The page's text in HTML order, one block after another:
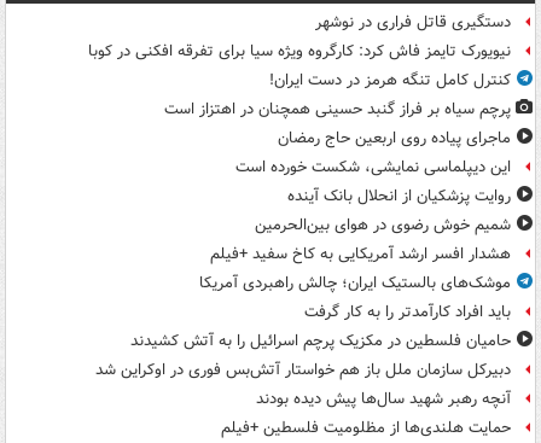
دستگیری قاتل فراری در نوشهر
نیویورک تایمز فاش کرد: کارگروه ویژه سیا برای تفرقه افکنی در کوبا
کنترل کامل تنگه هرمز در دست ایران!
پرچم سیاه بر فراز گنبد حسینی همچنان در اهتزاز است
ماجرای پیاده روی اربعین حاج رمضان
این دیپلماسی نمایشی، شکست خورده است
روایت پزشکیان از انحلال بانک آینده
شمیم خوش رضوی در هوای بین‌الحرمین
هشدار افسر ارشد آمریکایی به کاخ سفید +فیلم
موشک‌های بالستیک ایران؛ چالش راهبردی آمریکا
باید افراد کارآمدتر را به کار گرفت
حامیان فلسطین در مکزیک پرچم اسرائیل را به آتش کشیدند
دبیرکل سازمان ملل باز هم خواستار آتش‌بس فوری در اوکراین شد
آنچه رهبر شهید سال‌ها پیش دیده بودند
حمایت هلندی‌ها از مظلومیت فلسطین +فیلم